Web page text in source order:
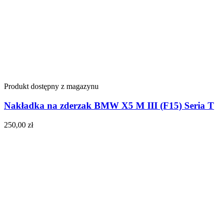
Produkt dostępny z magazynu
Nakładka na zderzak BMW X5 M III (F15) Seria T
250,00 zł